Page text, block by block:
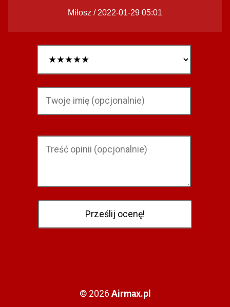
Miłosz / 2022-01-29 05:01
© 2026 Airmax.pl